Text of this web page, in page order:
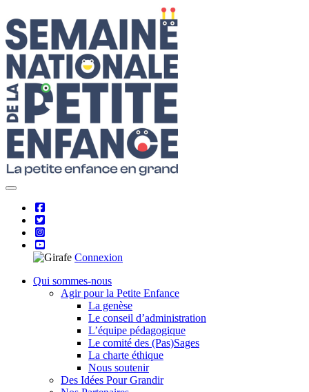
to
content
Connexion
Qui sommes-nous
Agir pour la Petite Enfance
La genèse
Le conseil d’administration
L’équipe pédagogique
Le comité des (Pas)Sages
La charte éthique
Nous soutenir
Des Idées Pour Grandir